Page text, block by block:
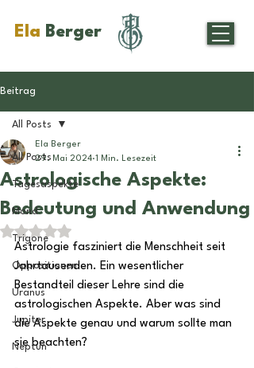
Ela Berger
Beitrag
All Posts
Tagesaspekte
Mond
Trigone
Oppositionen
Uranus
Jupiter
Neptun
All Posts
Astrologische Aspekte:
Bedeutung und Anwendung
Ela Berger
29. Mai 2024 1 Min. Lesezeit
Mit NaN von 5 Sternen bewertet.
Astrologie fasziniert die Menschheit seit
Jahrtausenden. Ein wesentlicher
Bestandteil dieser Lehre sind die
astrologischen Aspekte. Aber was sind
die Aspekte genau und warum sollte man
sie beachten?